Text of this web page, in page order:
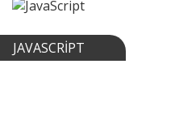
JAVASCRIPT